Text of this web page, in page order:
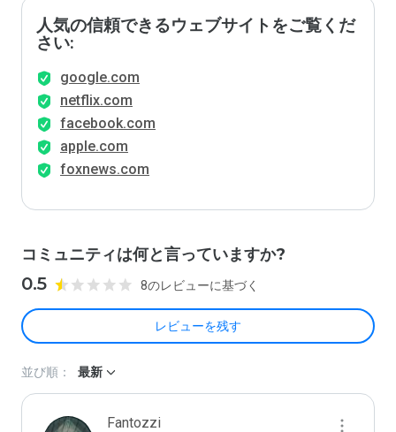
人気の信頼できるウェブサイトをご覧くだ
さい:
google.com
netflix.com
facebook.com
apple.com
foxnews.com
コミュニティは何と言っていますか?
0.5 8のレビューに基づく
レビューを残す
並び順： 最新
Fantozzi